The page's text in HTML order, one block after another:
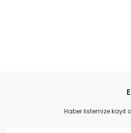
Bu ürünün fiyat bilgisi, resim, ürün
Bu ürüne benzer farklı alternatifler
Haber listemize